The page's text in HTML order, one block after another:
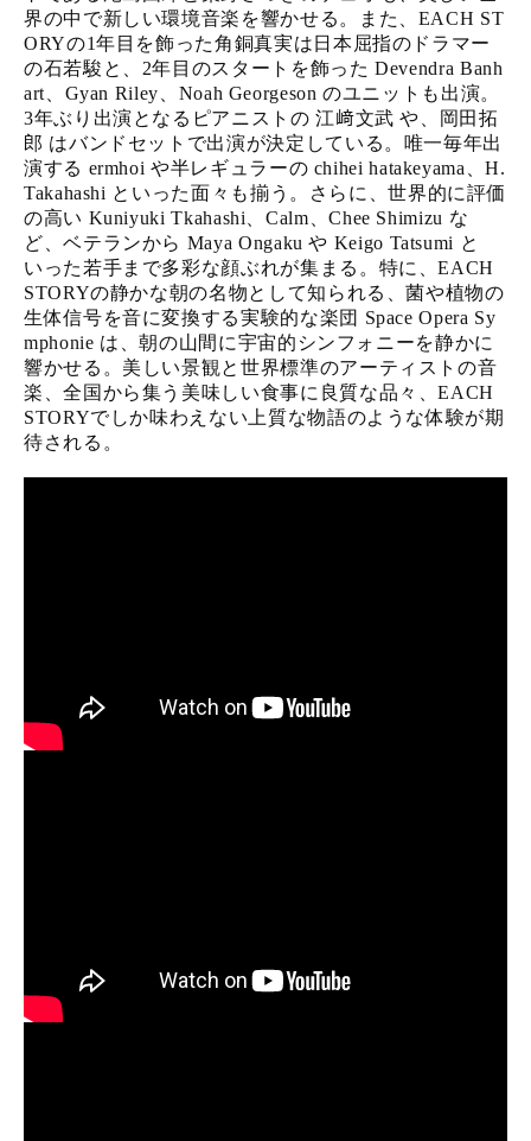
界の中で新しい環境音楽を響かせる。また、EACH ST
ORYの1年目を飾った角銅真実は日本屈指のドラマー
の石若駿と、2年目のスタートを飾った Devendra Banh
art、Gyan Riley、Noah Georgeson のユニットも出演。
3年ぶり出演となるピアニストの 江﨑文武 や、岡田拓
郎 はバンドセットで出演が決定している。唯一毎年出
演する ermhoi や半レギュラーの chihei hatakeyama、H.
Takahashi といった面々も揃う。さらに、世界的に評価
の高い Kuniyuki Tkahashi、Calm、Chee Shimizu な
ど、ベテランから Maya Ongaku や Keigo Tatsumi と
いった若手まで多彩な顔ぶれが集まる。特に、EACH
STORYの静かな朝の名物として知られる、菌や植物の
生体信号を音に変換する実験的な楽団 Space Opera Sy
mphonie は、朝の山間に宇宙的シンフォニーを静かに
響かせる。美しい景観と世界標準のアーティストの音
楽、全国から集う美味しい食事に良質な品々、EACH
STORYでしか味わえない上質な物語のような体験が期
待される。